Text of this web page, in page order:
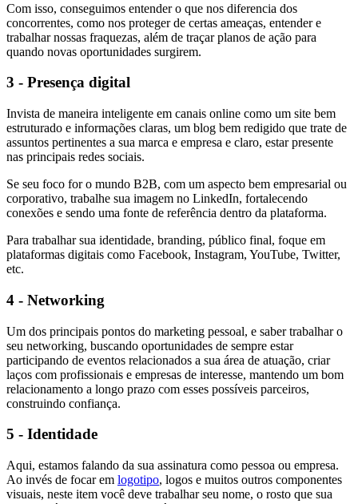
Com isso, conseguimos entender o que nos diferencia dos
concorrentes, como nos proteger de certas ameaças, entender e
trabalhar nossas fraquezas, além de traçar planos de ação para
quando novas oportunidades surgirem.
3 - Presença digital
Invista de maneira inteligente em canais online como um site bem
estruturado e informações claras, um blog bem redigido que trate de
assuntos pertinentes a sua marca e empresa e claro, estar presente
nas principais redes sociais.
Se seu foco for o mundo B2B, com um aspecto bem empresarial ou
corporativo, trabalhe sua imagem no LinkedIn, fortalecendo
conexões e sendo uma fonte de referência dentro da plataforma.
Para trabalhar sua identidade, branding, público final, foque em
plataformas digitais como Facebook, Instagram, YouTube, Twitter,
etc.
4 - Networking
Um dos principais pontos do marketing pessoal, e saber trabalhar o
seu networking, buscando oportunidades de sempre estar
participando de eventos relacionados a sua área de atuação, criar
laços com profissionais e empresas de interesse, mantendo um bom
relacionamento a longo prazo com esses possíveis parceiros,
construindo confiança.
5 - Identidade
Aqui, estamos falando da sua assinatura como pessoa ou empresa.
Ao invés de focar em logotipo, logos e muitos outros componentes
visuais, neste item você deve trabalhar seu nome, o rosto que sua